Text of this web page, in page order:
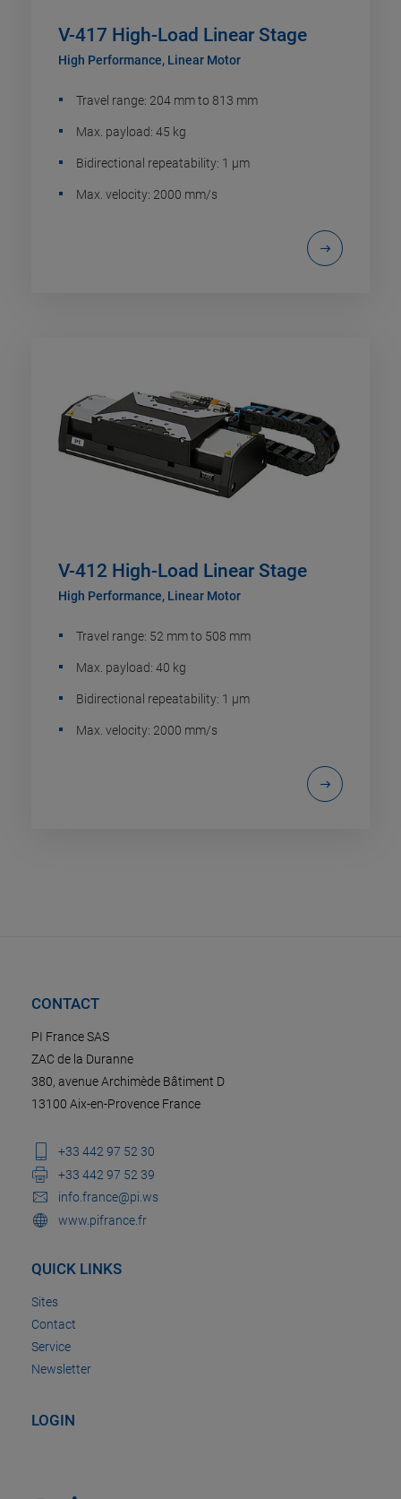
V-417 High-Load Linear Stage
High Performance, Linear Motor
Travel range: 204 mm to 813 mm
Max. payload: 45 kg
Bidirectional repeatability: 1 µm
Max. velocity: 2000 mm/s
V-412 High-Load Linear Stage
High Performance, Linear Motor
Travel range: 52 mm to 508 mm
Max. payload: 40 kg
Bidirectional repeatability: 1 µm
Max. velocity: 2000 mm/s
CONTACT
PI France SAS
ZAC de la Duranne
380, avenue Archimède Bâtiment D
13100 Aix-en-Provence France
+33 442 97 52 30
+33 442 97 52 39
info.france@pi.ws
www.pifrance.fr
QUICK LINKS
Sites
Contact
Service
Newsletter
LOGIN